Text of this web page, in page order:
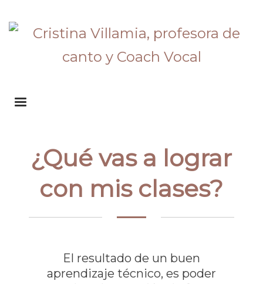
¿Qué vas a lograr
con mis clases?
El resultado de un buen
aprendizaje técnico, es poder